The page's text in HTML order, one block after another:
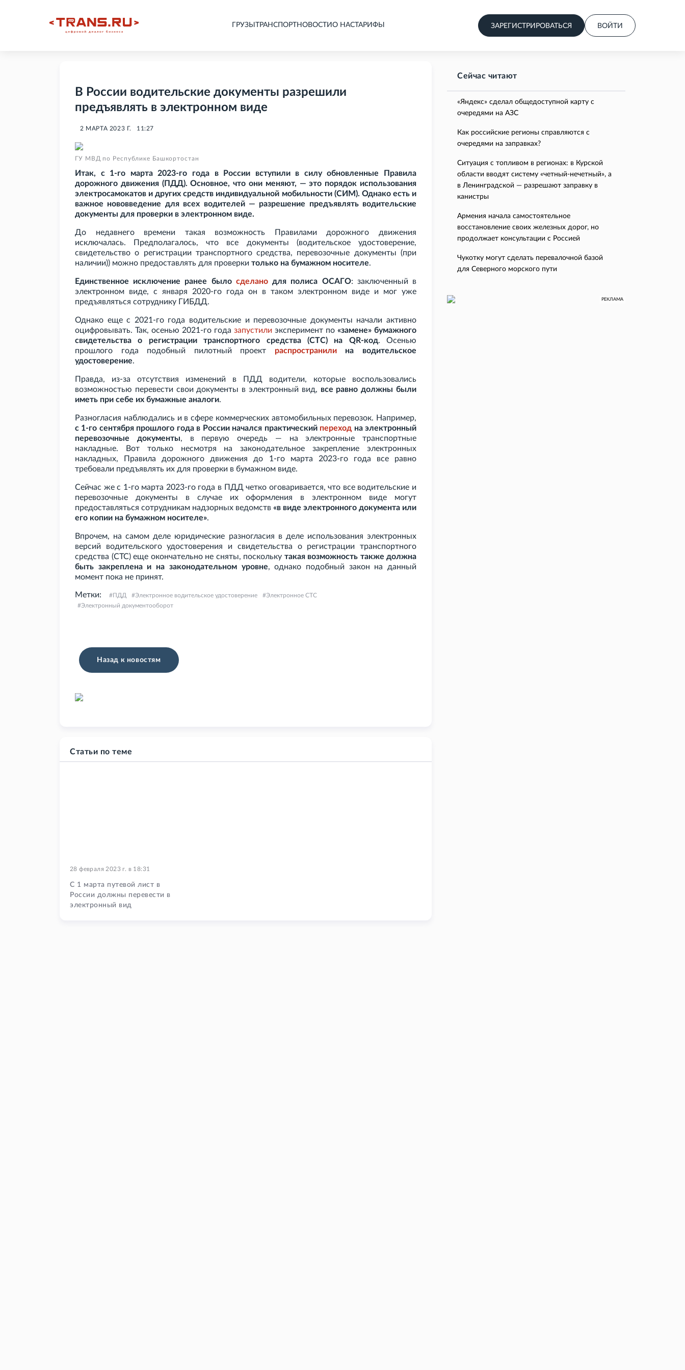
ГРУЗЫ ТРАНСПОРТНОВОСТИ О НАСТАРИФЫ ЗАРЕГИСТРИРОВАТЬСЯ ВОЙТИ
В России водительские документы разрешили
предъявлять в электронном виде
2 МАРТА 2023 Г. 11:27
ГУ МВД по Республике Башкортостан
Итак, с 1-го марта 2023-го года в России вступили в силу обновленные Правила
дорожного движения (ПДД). Основное, что они меняют, — это порядок использования
электросамокатов и других средств индивидуальной мобильности (СИМ). Однако есть и
важное нововведение для всех водителей — разрешение предъявлять водительские
документы для проверки в электронном виде.
До недавнего времени такая возможность Правилами дорожного движения
исключалась. Предполагалось, что все документы (водительское удостоверение,
свидетельство о регистрации транспортного средства, перевозочные документы (при
наличии)) можно предоставлять для проверки только на бумажном носителе.
Единственное исключение ранее было сделанодля полиса ОСАГО: заключенный в
электронном виде, с января 2020-го года он в таком электронном виде и мог уже
предъявляться сотруднику ГИБДД.
Однако еще с 2021-го года водительские и перевозочные документы начали активно
оцифровывать. Так, осенью 2021-го года запустили эксперимент по «замене» бумажного
свидетельства о регистрации транспортного средства (СТС) на QR-код. Осенью
прошлого года подобный пилотный проект распространилина водительское
удостоверение.
Правда, из-за отсутствия изменений в ПДД водители, которые воспользовались
возможностью перевести свои документы в электронный вид, все равно должны были
иметь при себе их бумажные аналоги.
Разногласия наблюдались и в сфере коммерческих автомобильных перевозок. Например,
с 1-го сентября прошлого года в России начался практический переход на электронный
перевозочные документы, в первую очередь — на электронные транспортные
накладные. Вот только несмотря на законодательное закрепление электронных
накладных, Правила дорожного движения до 1-го марта 2023-го года все равно
требовали предъявлять их для проверки в бумажном виде.
Сейчас же с 1-го марта 2023-го года в ПДД четко оговаривается, что все водительские и
перевозочные документы в случае их оформления в электронном виде могут
предоставляться сотрудникам надзорных ведомств «в виде электронного документа или
его копии на бумажном носителе».
Впрочем, на самом деле юридические разногласия в деле использования электронных
версий водительского удостоверения и свидетельства о регистрации транспортного
средства (СТС) еще окончательно не сняты, поскольку такая возможность также должна
быть закреплена и на законодательном уровне, однако подобный закон на данный
момент пока не принят.
Метки: ПДД Электронное водительское удостоверение
Электронное СТС
Электронный документооборот
Назад к новостям
Статьи по теме
28 февраля 2023 г. в 18:31
С 1 марта путевой лист в
России должны перевести в
электронный вид
Сейчас читают
«Яндекс» сделал общедоступной карту с
очередями на АЗС
Как российские регионы справляются с
очередями на заправках?
Ситуация с топливом в регионах: в Курской
области вводят систему «четный-нечетный», а
в Ленинградской — разрешают заправку в
канистры
Армения начала самостоятельное
восстановление своих железных дорог, но
продолжает консультации с Россией
Чукотку могут сделать перевалочной базой
для Северного морского пути
РЕКЛАМА